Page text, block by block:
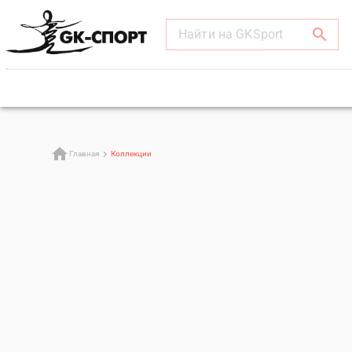
Найти на GKSport
Главная Коллекции